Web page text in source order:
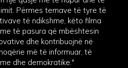
Përmes temave të tyre të
të ndikshme, këto filma
të pasura që mbështesin
dhe kontribuojnë në
më të informuar, të
dhe demokratike."